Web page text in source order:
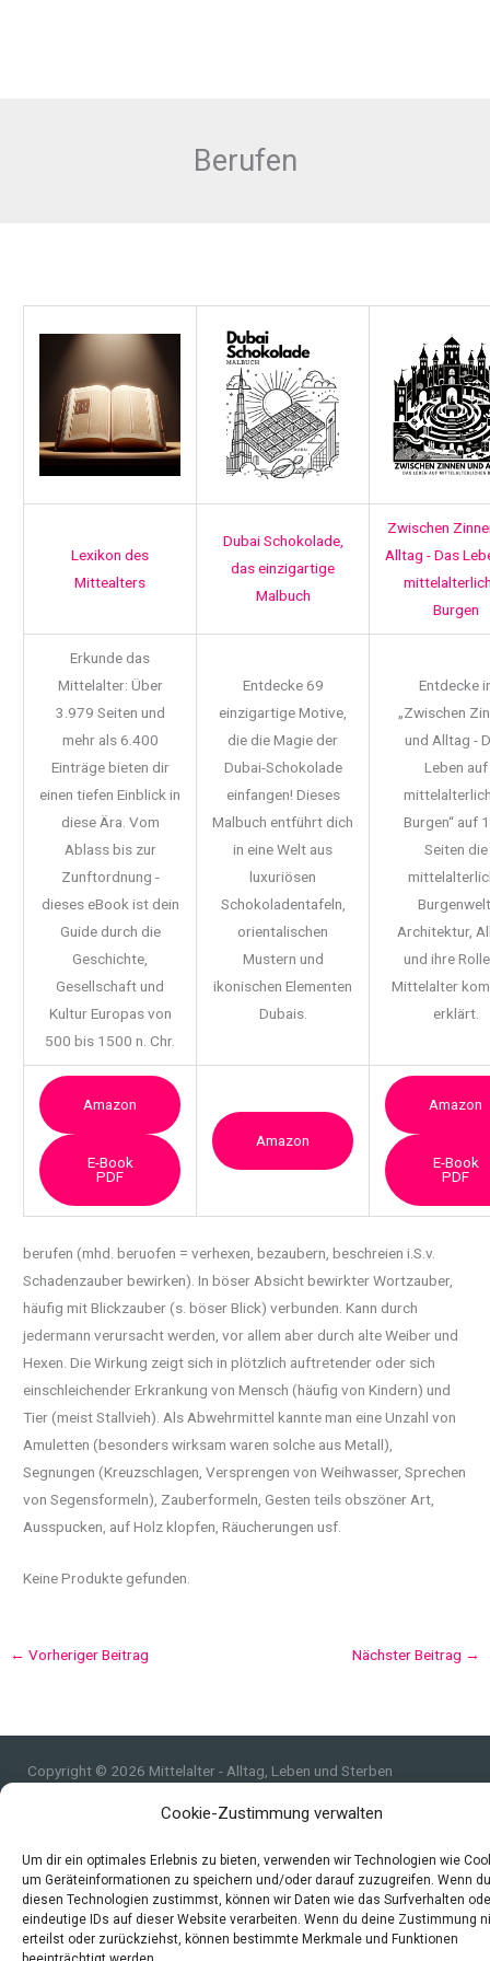
Cookie-Zustimmung verwalten
Um dir ein optimales Erlebnis zu bieten, verwenden wir Technologien wie
um Geräteinformationen zu speichern und/oder darauf zuzugreifen. Wenn du
diesen Technologien zustimmst, können wir Daten wie das Surfverhalten
eindeutige IDs auf dieser Website verarbeiten. Wenn du deine Zustimmung
erteilst oder zurückziehst, können bestimmte Merkmale und Funktionen
Berufen
Lexikon des
Mittealters
Dubai Schokolade,
das einzigartige
Malbuch
Zwischen
Alltag - Das
Burgen
Erkunde das
Mittelalter: Über
3.979 Seiten und
mehr als 6.400
Einträge bieten dir
einen tiefen Einblick in
diese Ära. Vom
Ablass bis zur
Zunftordnung -
dieses eBook ist dein
Guide durch die
Geschichte,
Gesellschaft und
Kultur Europas von
500 bis 1500 n. Chr.
Entdecke 69
einzigartige Motive,
die die Magie der
Dubai-Schokolade
einfangen! Dieses
Malbuch entführt dich
in eine Welt aus
luxuriösen
Schokoladentafeln,
orientalischen
Mustern und
ikonischen Elementen
Dubais.
Entdecke
„Zwischen
und Alltag -
Leben auf
Burgen“ auf
Seiten die
Architektur,
und ihre
Mittelalter
erklärt.
Amazon
E-Book
PDF
Amazon
Amazon
E-Book
PDF
berufen (mhd. beruofen = verhexen, bezaubern, beschreien i.S.v.
Schadenzauber bewirken). Inböser Absicht bewirkter Wortzauber,
häufig mit Blickzauber (s. böser Blick) verbunden. Kann durch
jedermann verursacht werden, vor allem aber durch alte Weiber und
Hexen. Die Wirkung zeigt sich in plötzlich auftretender oder sich
einschleichender Erkrankung von Mensch (häufig von Kindern) und
Tier (meist Stallvieh). Als Abwehrmittel kannte man eine Unzahl von
Amuletten (besonders wirksam waren solche aus Metall),
Segnungen (Kreuzschlagen, Versprengen von Weihwasser, Sprechen
von Segensformeln), Zauberformeln, Gesten teils obszöner Art,
Ausspucken, auf Holz klopfen, Räucherungen usf.
Keine Produkte gefunden.
← Vorheriger Beitrag Nächster Beitrag →
Copyright © 2026 Mittelalter - Alltag, Leben und Sterben
Impressum
Quellen
Index